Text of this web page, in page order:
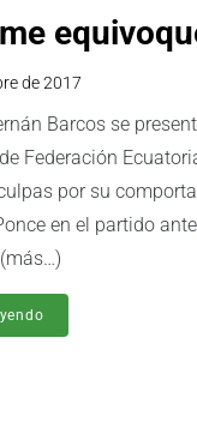
de 2017
Barcos se
Federación
por su
en el partido